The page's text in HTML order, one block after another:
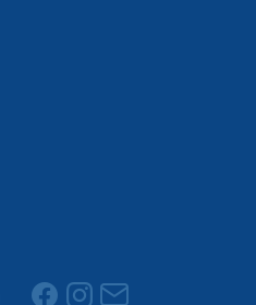
FacebookInstagram